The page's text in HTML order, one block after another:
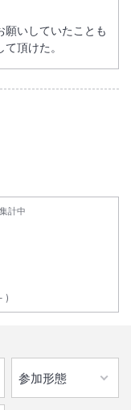
男鹿駅前１０：３０頃
願いしていたことも
頂けた。
集計中
-